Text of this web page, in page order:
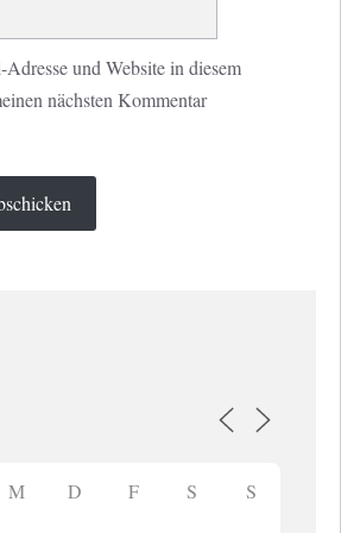
und Website in diesem
nächsten Kommentar
M D F S S